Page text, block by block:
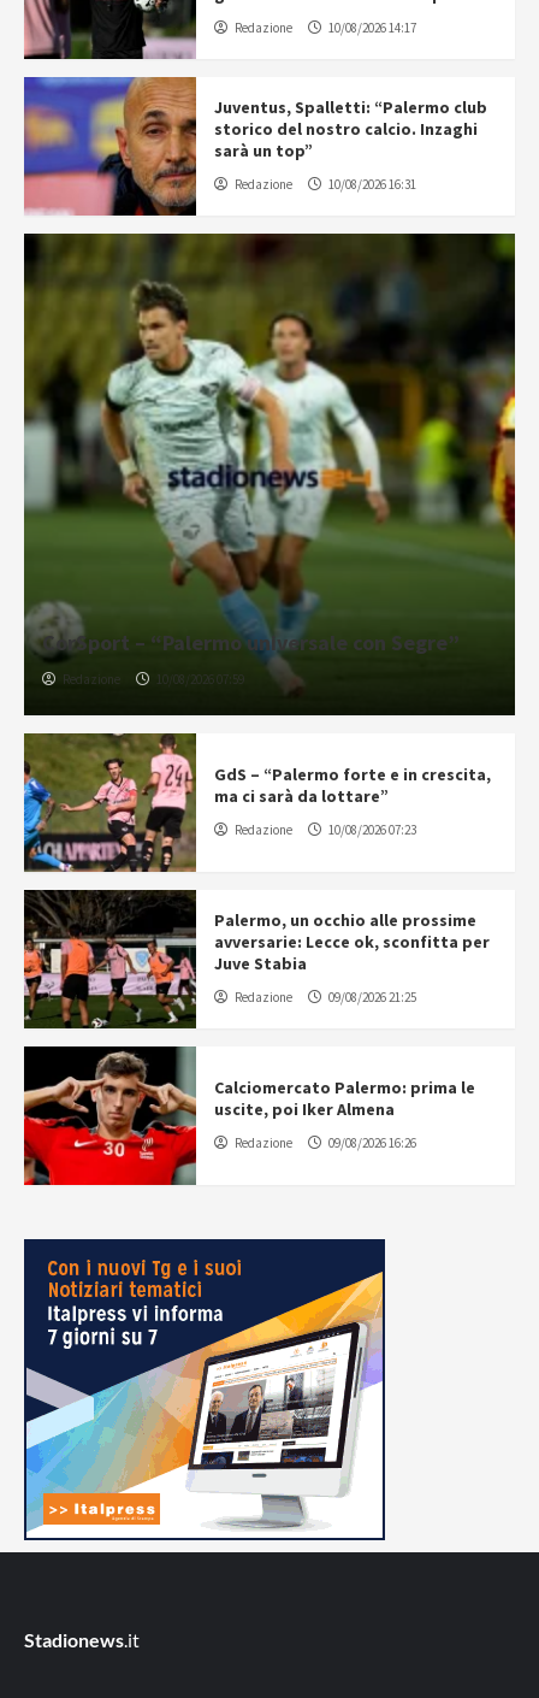
Redazione 10/08/2026 14:17
Juventus, Spalletti: “Palermo club
storico del nostro calcio. Inzaghi
sarà un top”
Redazione 10/08/2026 16:31
CorSport – “Palermo universale con Segre”
Redazione 10/08/2026 07:59
GdS – “Palermo forte e in crescita,
ma ci sarà da lottare”
Redazione 10/08/2026 07:23
Palermo, un occhio alle prossime
avversarie: Lecce ok, sconfitta per
Juve Stabia
Redazione 09/08/2026 21:25
Calciomercato Palermo: prima le
uscite, poi Iker Almena
Redazione 09/08/2026 16:26
Stadionews.it